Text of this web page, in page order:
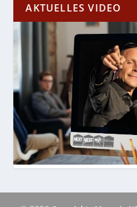
AKTUELLES VIDEO